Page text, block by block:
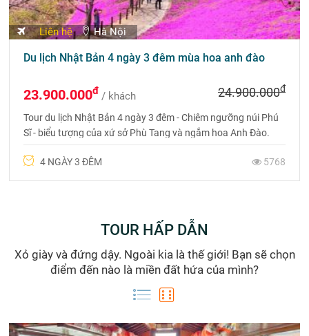
Liên hệ Hà Nội
Du lịch Nhật Bản 4 ngày 3 đêm mùa hoa anh đào
23.900.000đ / khách 24.900.000đ
Tour du lịch Nhật Bản 4 ngày 3 đêm - Chiêm ngưỡng núi Phú
Sĩ - biểu tượng của xứ sở Phù Tang và ngắm hoa Anh Đào.
4 NGÀY 3 ĐÊM
5768
TOUR HẤP DẪN
Xỏ giày và đứng dậy. Ngoài kia là thế giới! Bạn sẽ chọn
điểm đến nào là miền đất hứa của mình?